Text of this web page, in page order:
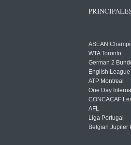
ASEAN
WTA Toronto
German 2
English
ATP Montreal
One Day
CONCACAF
AFL
Liga Portugal
Belgian Jupiler